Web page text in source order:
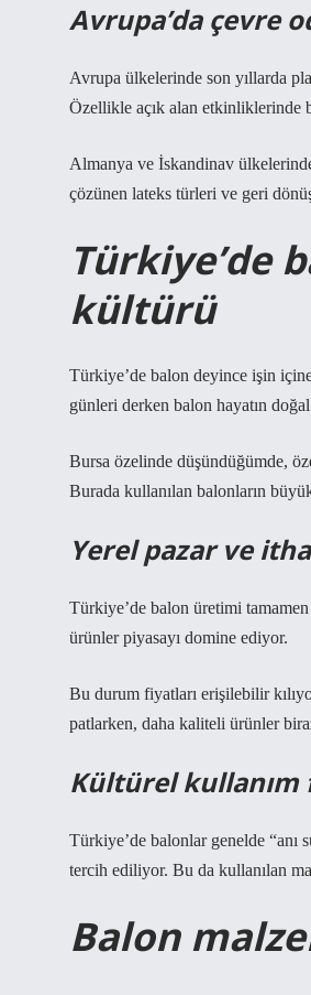
Avrupa’da çevre
Avrupa ülkelerinde son yıllarda
Özellikle açık alan etkinliklerinde
Almanya ve İskandinav
çözünen lateks türleri ve geri
Türkiye’de
kültürü
Türkiye’de balon deyince işin
günleri derken balon hayatın
Bursa özelinde düşündüğümde,
Burada kullanılan balonların
Yerel pazar ve
Türkiye’de balon üretimi
ürünler piyasayı domine ediyor.
Bu durum fiyatları erişilebilir
patlarken, daha kaliteli ürünler
Kültürel kullanım
Türkiye’de balonlar genelde “anı
tercih ediliyor. Bu da kullanılan
Balon